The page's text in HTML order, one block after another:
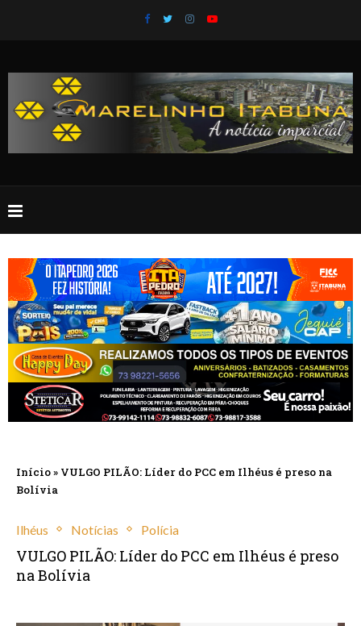
Início» VULGO PILÃO: Líder do PCC em Ilhéus é preso na
Bolívia
Ilhéus Notícias Polícia
VULGO PILÃO: Líder do PCC em Ilhéus é preso
na Bolívia